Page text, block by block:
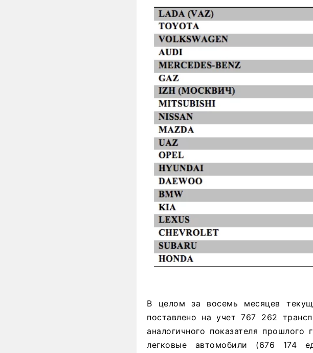
В целом за восемь месяцев
поставлено на учет 767 262
аналогичного показателя
легковые автомобили (676